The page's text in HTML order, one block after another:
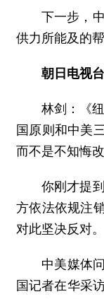
下一步，
供力所能及的
朝日电视
林剑：《
国原则和中美
而不是不知悔
你刚才提
方依法依规注
对此坚决反对。
中美媒体
国记者在华采